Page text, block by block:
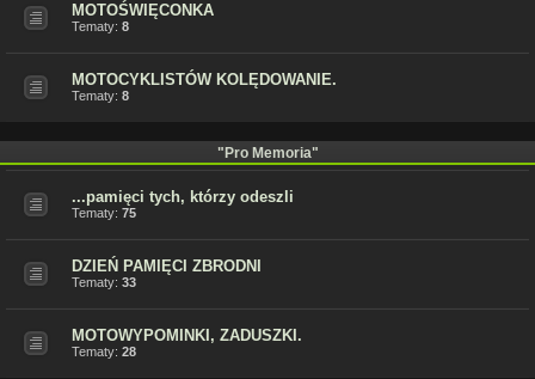
MOTOŚWIĘCONKA
Tematy: 8
MOTOCYKLISTÓW KOLĘDOWANIE.
Tematy: 8
"Pro Memoria"
...pamięci tych, którzy odeszli
Tematy: 75
DZIEŃ PAMIĘCI ZBRODNI
Tematy: 33
MOTOWYPOMINKI, ZADUSZKI.
Tematy: 28